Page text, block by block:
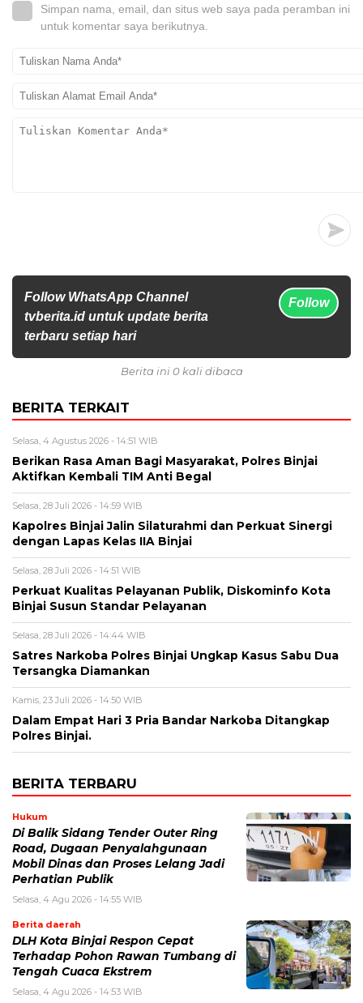
Simpan nama, email, dan situs web saya pada peramban ini
untuk komentar saya berikutnya.
Follow WhatsApp Channel
tvberita.id untuk update berita
terbaru setiap hari
Follow
Berita ini 0 kali dibaca
BERITA TERKAIT
Selasa, 4 Agustus 2026 - 14:51 WIB
Berikan Rasa Aman Bagi Masyarakat, Polres Binjai
Aktifkan Kembali TIM Anti Begal
Selasa, 28 Juli 2026 - 14:59 WIB
Kapolres Binjai Jalin Silaturahmi dan Perkuat Sinergi
dengan Lapas Kelas IIA Binjai
Selasa, 28 Juli 2026 - 14:51 WIB
Perkuat Kualitas Pelayanan Publik, Diskominfo Kota
Binjai Susun Standar Pelayanan
Selasa, 28 Juli 2026 - 14:44 WIB
Satres Narkoba Polres Binjai Ungkap Kasus Sabu Dua
Tersangka Diamankan
Kamis, 23 Juli 2026 - 14:50 WIB
Dalam Empat Hari 3 Pria Bandar Narkoba Ditangkap
Polres Binjai.
BERITA TERBARU
Hukum
Di Balik Sidang Tender Outer Ring
Road, Dugaan Penyalahgunaan
Mobil Dinas dan Proses Lelang Jadi
Perhatian Publik
Selasa, 4 Agu 2026 - 14:55 WIB
Berita daerah
DLH Kota Binjai Respon Cepat
Terhadap Pohon Rawan Tumbang di
Tengah Cuaca Ekstrem
Selasa, 4 Agu 2026 - 14:53 WIB